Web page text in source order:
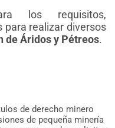
los requisitos,
para realizar diversos
de Áridos y Pétreos.
de derecho minero
de pequeña minería